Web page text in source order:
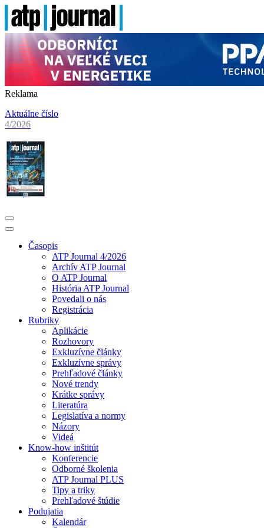
Reklama
Aktuálne číslo
4/2026
Časopis
ATP Journal 4/2026
Archív ATP Journal
O ATP Journal
História ATP Journal
Povedali o nás
Registrácia
Rubriky
Aplikácie
Rozhovory
Exkluzívne články
Exkluzívne správy
Prehľadové články
Nové trendy
Krátke správy
Literatúra
Legislatíva a normy
Názory
Videá
Know-how inštitút
Konferencie
Odborné školenia
ATP Journal PLUS
Tipy a triky
Prehľadové štúdie
Podujatia
Kalendár